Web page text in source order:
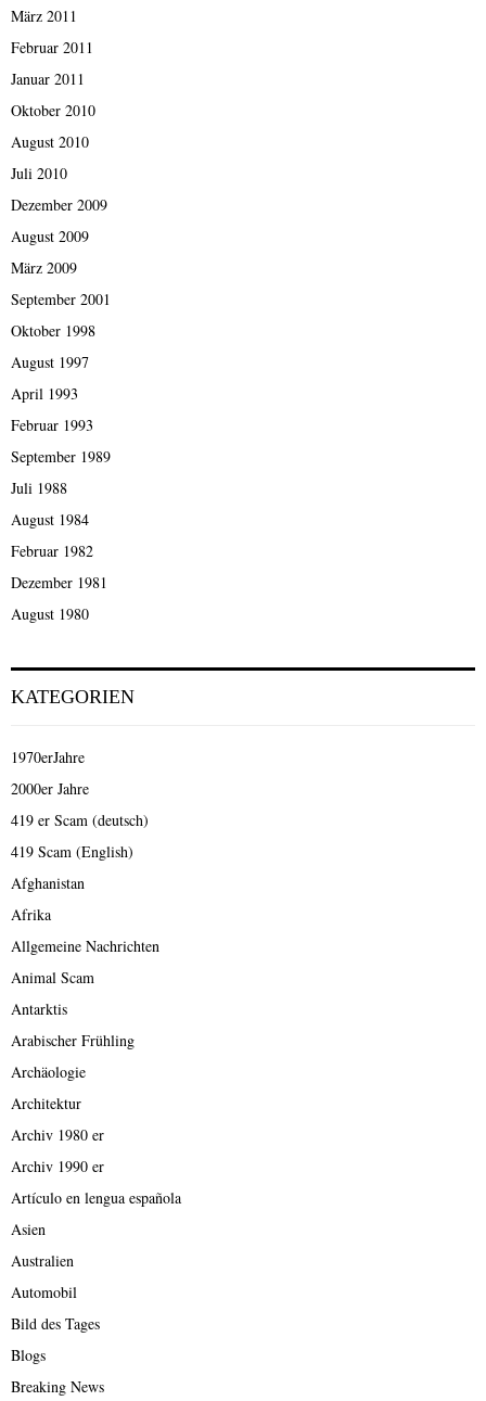
März 2011
Februar 2011
Januar 2011
Oktober 2010
August 2010
Juli 2010
Dezember 2009
August 2009
März 2009
September 2001
Oktober 1998
August 1997
April 1993
Februar 1993
September 1989
Juli 1988
August 1984
Februar 1982
Dezember 1981
August 1980
KATEGORIEN
1970erJahre
2000er Jahre
419 er Scam (deutsch)
419 Scam (English)
Afghanistan
Afrika
Allgemeine Nachrichten
Animal Scam
Antarktis
Arabischer Frühling
Archäologie
Architektur
Archiv 1980 er
Archiv 1990 er
Artículo en lengua española
Asien
Australien
Automobil
Bild des Tages
Blogs
Breaking News